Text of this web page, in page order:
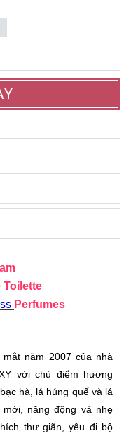
Toilette
Perfumes
năm 2007 của nhà
với chủ điểm hương
hà, lá húng quế và lá
năng động và nhẹ
thư giãn, yêu đi bộ